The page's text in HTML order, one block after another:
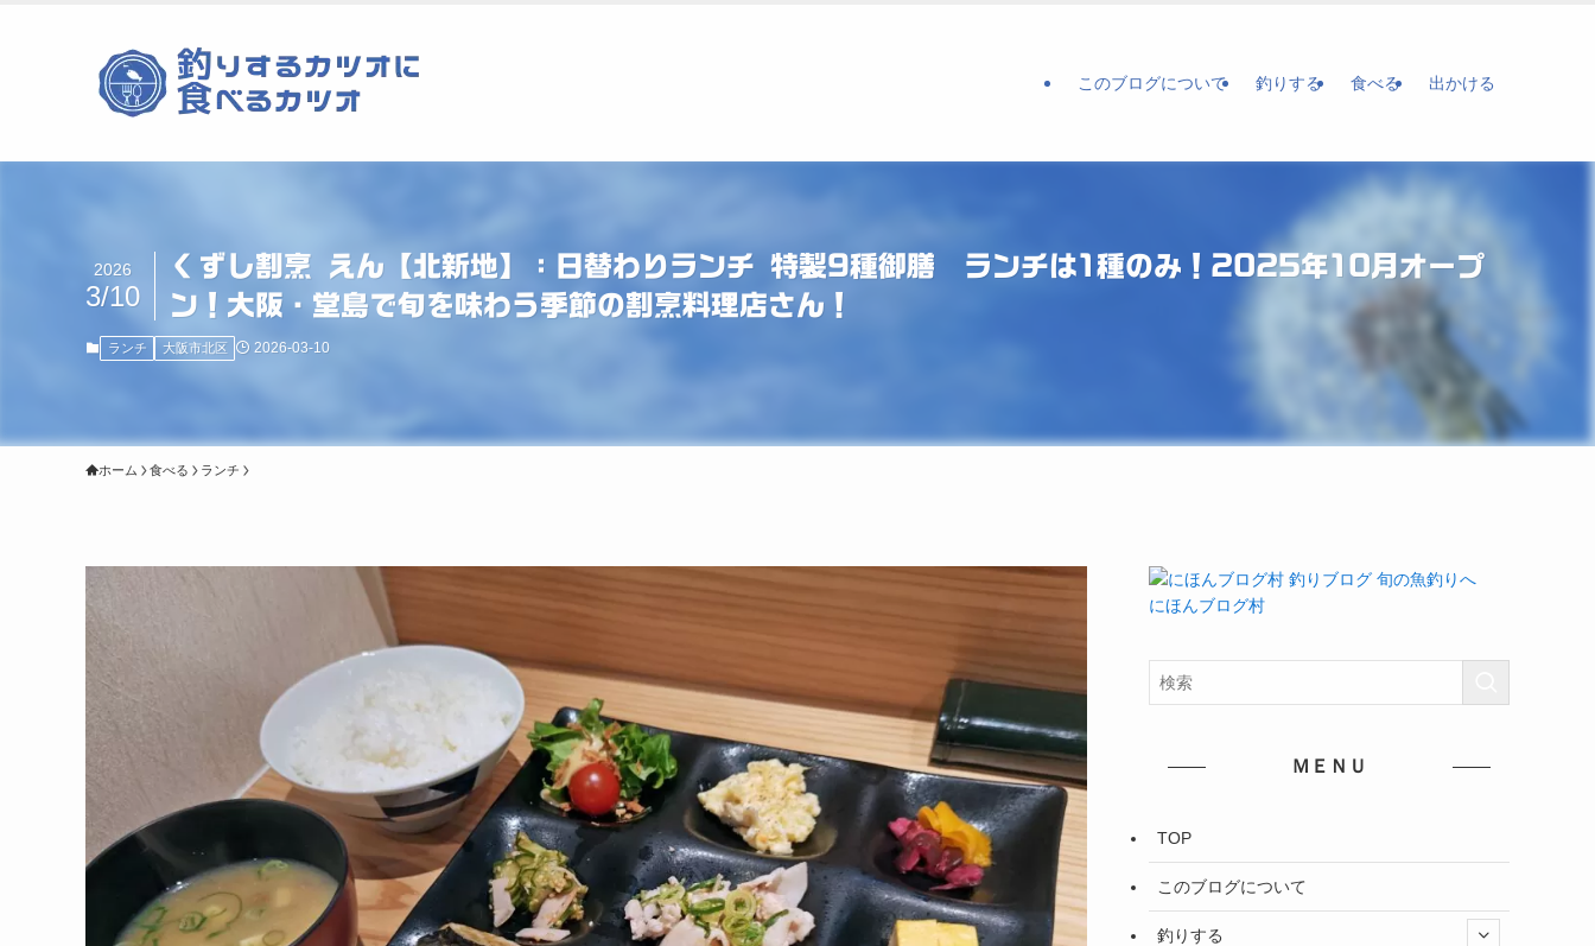
このブログについて 釣りする 食べる 出かける
くずし割烹 えん【北新地】：日替わりランチ 特製9種御膳 ランチは1種のみ！2025年10月オープ
ン！大阪・堂島で旬を味わう季節の割烹料理店さん！
2026
3/10
ランチ 大阪市北区 2026-03-10
ホーム 食べる ランチ
にほんブログ村
ＭＥＮＵ
TOP
このブログについて
釣りする